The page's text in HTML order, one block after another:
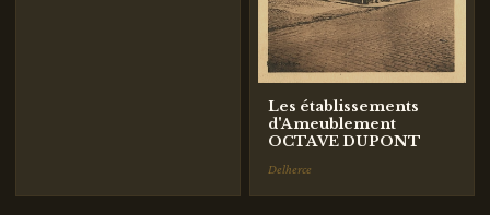
Les établissements
d'Ameublement
OCTAVE DUPONT
Delherce